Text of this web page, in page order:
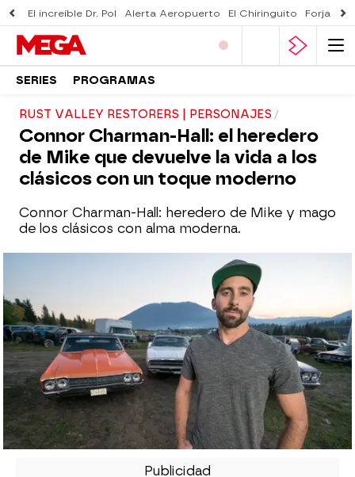
El increíble Dr. Pol Alerta Aeropuerto El Chiringuito Forjado
SERIES PROGRAMAS
RUST VALLEY RESTORERS | PERSONAJES
Connor Charman-Hall: el heredero
de Mike que devuelve la vida a los
clásicos con un toque moderno
Connor Charman-Hall: heredero de Mike y mago
de los clásicos con alma moderna.